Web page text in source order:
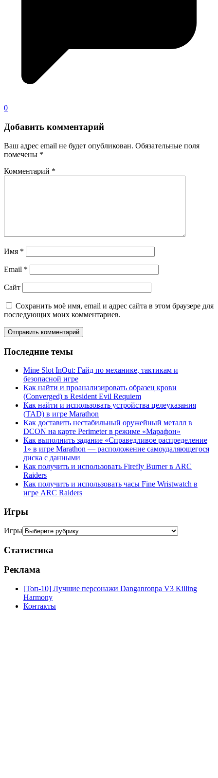
0
Добавить комментарий
Ваш адрес email не будет опубликован. Обязательные поля
помечены *
Комментарий *
Имя *
Email *
Сайт
Сохранить моё имя, email и адрес сайта в этом браузере для
последующих моих комментариев.
Последние темы
Mine Slot InOut: Гайд по механике, тактикам и
безопасной игре
Как найти и проанализировать образец крови
(Converged) в Resident Evil Requiem
Как найти и использовать устройства целеуказания
(TAD) в игре Marathon
Как доставить нестабильный оружейный металл в
DCON на карте Perimeter в режиме «Марафон»
Как выполнить задание «Справедливое распределение
1» в игре Marathon — расположение самоудаляющегося
диска с данными
Как получить и использовать Firefly Burner в ARC
Raiders
Как получить и использовать часы Fine Wristwatch в
игре ARC Raiders
Игры
Игры
Статистика
Реклама
[Топ-10] Лучшие персонажи Danganronpa V3 Killing
Harmony
Контакты